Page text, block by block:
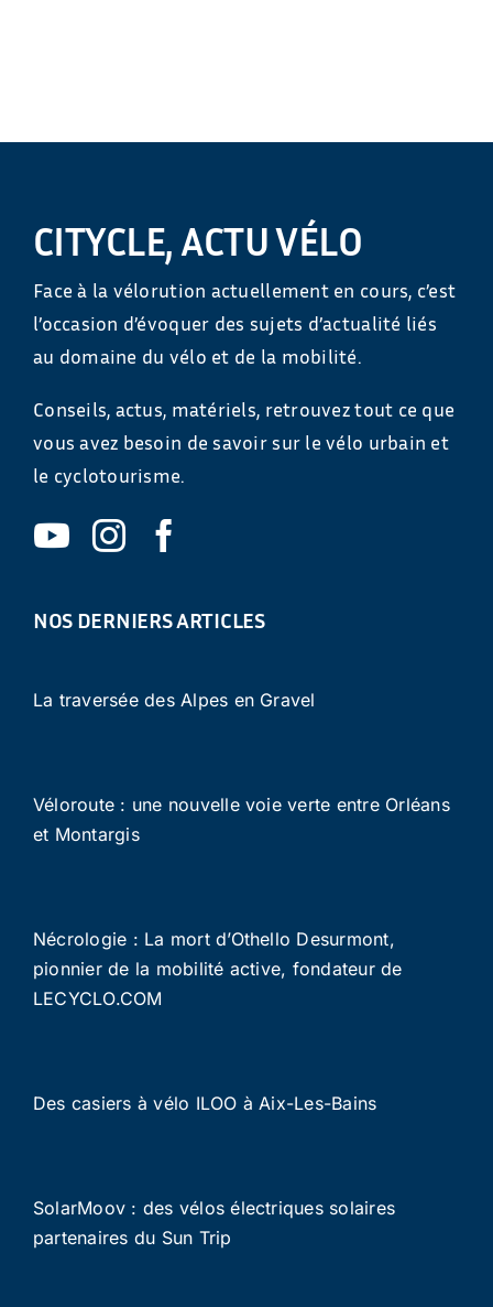
CITYCLE, ACTU VÉLO
Face à la vélorution actuellement en cours, c’est
l’occasion d’évoquer des sujets d’actualité liés
au domaine du vélo et de la mobilité.
Conseils, actus, matériels, retrouvez tout ce que
vous avez besoin de savoir sur le vélo urbain et
le cyclotourisme.
NOS DERNIERS ARTICLES
La traversée des Alpes en Gravel
Véloroute : une nouvelle voie verte entre Orléans
et Montargis
Nécrologie : La mort d’Othello Desurmont,
pionnier de la mobilité active, fondateur de
LECYCLO.COM
Des casiers à vélo ILOO à Aix-Les-Bains
SolarMoov : des vélos électriques solaires
partenaires du Sun Trip